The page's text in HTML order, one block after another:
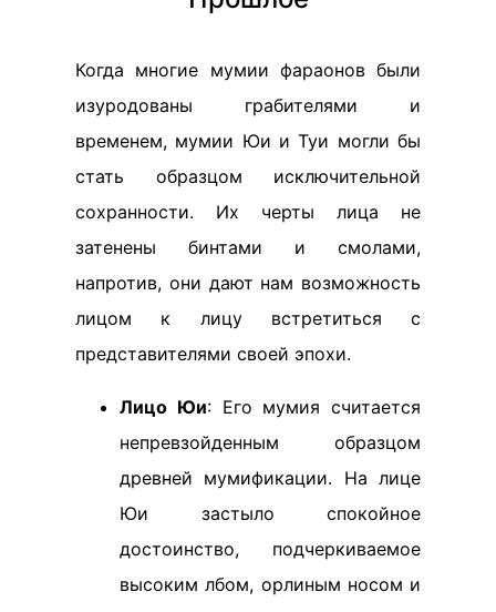
Когда многие мумии фараонов были
изуродованы грабителями и
временем, мумии Юи и Туи могли бы
стать образцом исключительной
сохранности. Их черты лица не
затенены бинтами и смолами,
напротив, они дают нам возможность
лицом к лицу встретиться с
представителями своей эпохи.
Лицо Юи: Его мумия считается
непревзойденным образцом
древней мумификации. На лице
Юи застыло спокойное
достоинство, подчеркиваемое
высоким лбом, орлиным носом и